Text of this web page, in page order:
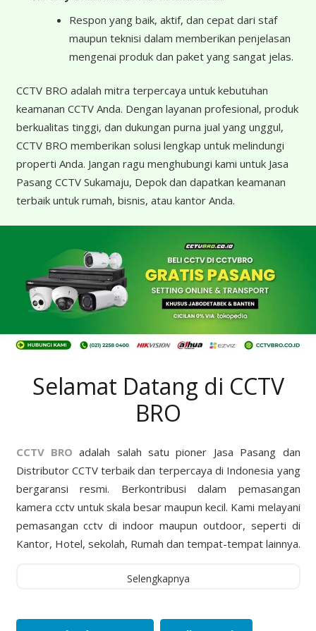
Respon yang baik, aktif, dan cepat dari staf
maupun teknisi dalam memberikan penjelasan
mengenai produk dan paket yang sangat jelas.
CCTV BRO adalah mitra terpercaya untuk kebutuhan
keamanan CCTV Anda. Dengan layanan profesional, produk
berkualitas tinggi, dan dukungan purna jual yang unggul,
CCTV BRO memberikan solusi lengkap untuk melindungi
properti Anda. Jangan ragu menghubungi kami untuk Jasa
Pasang CCTV Sukamaju, Depok dan dapatkan keamanan
terbaik untuk rumah, bisnis, atau kantor Anda.
Selamat Datang di CCTV
BRO
CCTV BRO adalah salah satu pioner Jasa Pasang dan
Distributor CCTV terbaik dan terpercaya di Indonesia yang
bergaransi resmi. Berkontribusi dalam pemasangan
kamera cctv untuk skala besar maupun kecil. Kami melayani
pemasangan cctv di indoor maupun outdoor, seperti di
Kantor, Hotel, sekolah, Rumah dan tempat-tempat lainnya.
Selengkapnya